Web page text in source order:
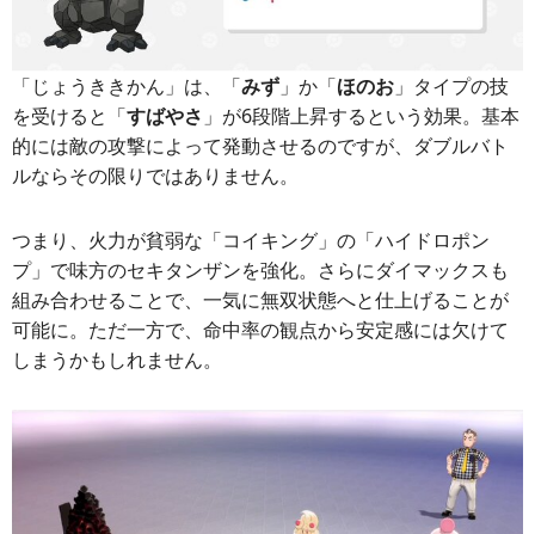
「じょうききかん」は、「みず 」か「ほのお 」タイプの技
を受けると「すばやさ 」が6段階上昇するという効果。基本
的には敵の攻撃によって発動させるのですが、ダブルバト
ルならその限りではありません。
つまり、火力が貧弱な「コイキング」の「ハイドロポン
プ」で味方のセキタンザンを強化。さらにダイマックスも
組み合わせることで、一気に無双状態へと仕上げることが
可能に。ただ一方で、命中率の観点から安定感には欠けて
しまうかもしれません。